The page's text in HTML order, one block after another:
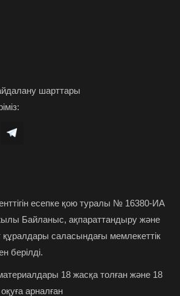
шарттары
есепке қою туралы № 16380-ИА
жылы Байланыс, ақпараттандыру және
құралдары саласындағы мемлекеттік
берілді.
18 жасқа толған және 18
арналған